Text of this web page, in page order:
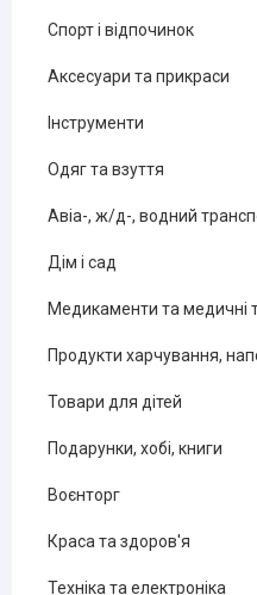
Спорт і відпочинок
Аксесуари та прикраси
Інструменти
Одяг та взуття
Авіа-, ж/д-, водний
Дім і сад
Медикаменти та медичні
Продукти харчування,
Товари для дітей
Подарунки, хобі, книги
Воєнторг
Краса та здоров'я
Техніка та електроніка